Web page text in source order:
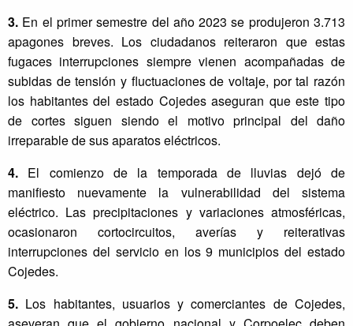
3. En el primer semestre del año 2023 se produjeron 3.713
apagones breves. Los ciudadanos reiteraron que estas
fugaces interrupciones siempre vienen acompañadas de
subidas de tensión y fluctuaciones de voltaje, por tal razón
los habitantes del estado Cojedes aseguran que este tipo
de cortes siguen siendo el motivo principal del daño
irreparable de sus aparatos eléctricos.
4. El comienzo de la temporada de lluvias dejó de
manifiesto nuevamente la vulnerabilidad del sistema
eléctrico. Las precipitaciones y variaciones atmosféricas,
ocasionaron cortocircuitos, averías y reiterativas
interrupciones del servicio en los 9 municipios del estado
Cojedes.
5. Los habitantes, usuarios y comerciantes de Cojedes,